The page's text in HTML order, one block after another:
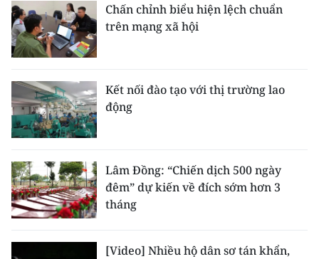
Chấn chỉnh biểu hiện lệch chuẩn
trên mạng xã hội
Kết nối đào tạo với thị trường lao
động
Lâm Đồng: “Chiến dịch 500 ngày
đêm” dự kiến về đích sớm hơn 3
tháng
[Video] Nhiều hộ dân sơ tán khẩn,